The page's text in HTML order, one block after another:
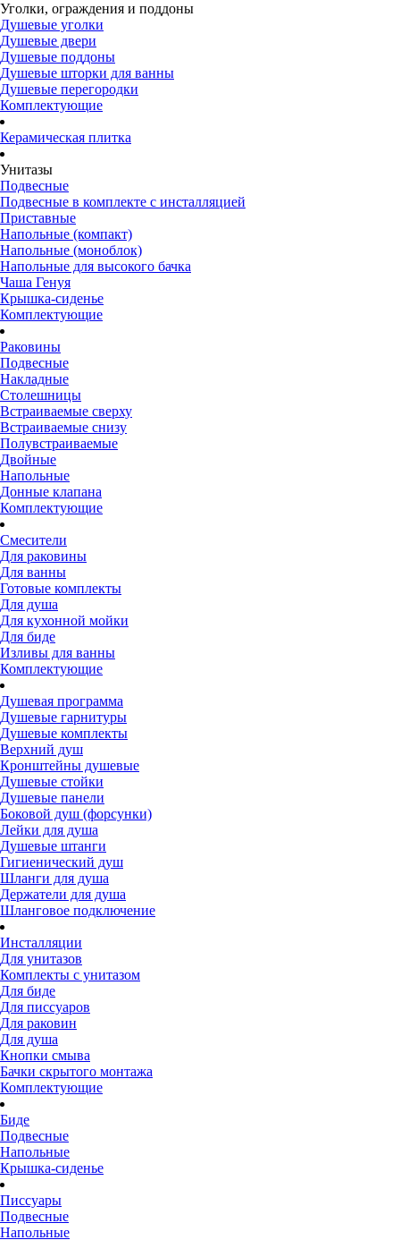
Уголки, ограждения и поддоны
Душевые уголки
Душевые двери
Душевые поддоны
Душевые шторки для ванны
Душевые перегородки
Комплектующие
Керамическая плитка
Унитазы
Подвесные
Подвесные в комплекте с инсталляцией
Приставные
Напольные (компакт)
Напольные (моноблок)
Напольные для высокого бачка
Чаша Генуя
Крышка-сиденье
Комплектующие
Раковины
Подвесные
Накладные
Столешницы
Встраиваемые сверху
Встраиваемые снизу
Полувстраиваемые
Двойные
Напольные
Донные клапана
Комплектующие
Смесители
Для раковины
Для ванны
Готовые комплекты
Для душа
Для кухонной мойки
Для биде
Изливы для ванны
Комплектующие
Душевая программа
Душевые гарнитуры
Душевые комплекты
Верхний душ
Кронштейны душевые
Душевые стойки
Душевые панели
Боковой душ (форсунки)
Лейки для душа
Душевые штанги
Гигиенический душ
Шланги для душа
Держатели для душа
Шланговое подключение
Инсталляции
Для унитазов
Комплекты с унитазом
Для биде
Для писсуаров
Для раковин
Для душа
Кнопки смыва
Бачки скрытого монтажа
Комплектующие
Биде
Подвесные
Напольные
Крышка-сиденье
Писсуары
Подвесные
Напольные